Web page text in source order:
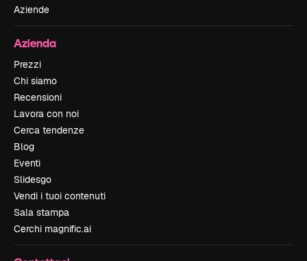
Aziende
Azienda
Prezzi
Chi siamo
Recensioni
Lavora con noi
Cerca tendenze
Blog
Eventi
Slidesgo
Vendi i tuoi contenuti
Sala stampa
Cerchi magnific.ai